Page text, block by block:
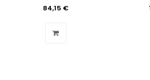
84,15 €